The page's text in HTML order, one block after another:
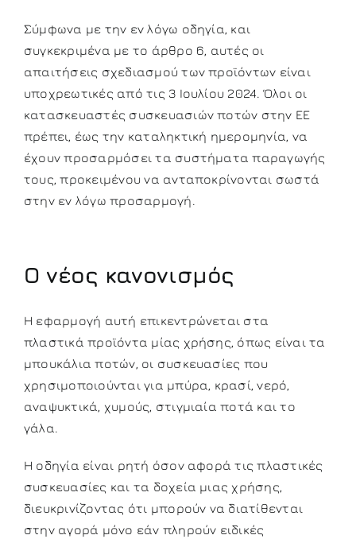
Σύμφωνα με την εν λόγω οδηγία, και
συγκεκριμένα με το άρθρο 6, αυτές οι
απαιτήσεις σχεδιασμού των προϊόντων είναι
υποχρεωτικές από τις 3 Ιουλίου 2024. Όλοι οι
κατασκευαστές συσκευασιών ποτών στην ΕΕ
πρέπει, έως την καταληκτική ημερομηνία, να
έχουν προσαρμόσει τα συστήματα παραγωγής
τους, προκειμένου να ανταποκρίνονται σωστά
στην εν λόγω προσαρμογή.
Ο νέος κανονισμός
Η εφαρμογή αυτή επικεντρώνεται στα
πλαστικά προϊόντα μίας χρήσης, όπως είναι τα
μπουκάλια ποτών, οι συσκευασίες που
χρησιμοποιούνται για μπύρα, κρασί, νερό,
αναψυκτικά, χυμούς, στιγμιαία ποτά και το
γάλα.
Η οδηγία είναι ρητή όσον αφορά τις πλαστικές
συσκευασίες και τα δοχεία μιας χρήσης,
διευκρινίζοντας ότι μπορούν να διατίθενται
στην αγορά μόνο εάν πληρούν ειδικές